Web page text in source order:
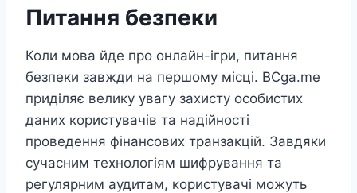
Питання безпеки
Коли мова йде про онлайн-ігри, питання
безпеки завжди на першому місці. BCga.me
приділяє велику увагу захисту особистих
даних користувачів та надійності
проведення фінансових транзакцій. Завдяки
сучасним технологіям шифрування та
регулярним аудитам, користувачі можуть